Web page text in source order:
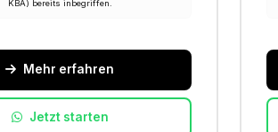
KBA) bereits inbegriffen.
Mehr erfahren
Jetzt starten